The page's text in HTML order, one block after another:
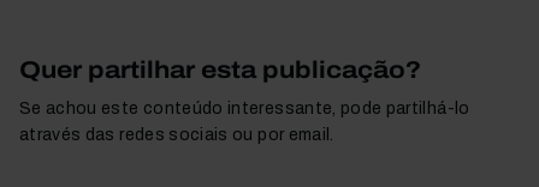
Quer partilhar esta publicação?
Se achou este conteúdo interessante, pode partilhá-lo
através das redes sociais ou por email.